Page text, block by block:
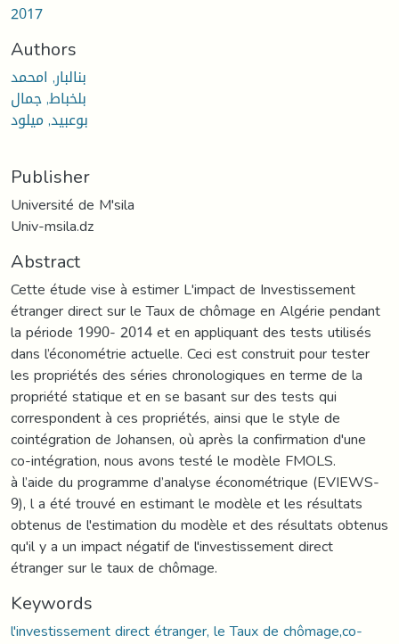
2017
Authors
بنالبار, امحمد
بلخباط, جمال
بوعبيد, ميلود
Publisher
Université de M'sila
Univ-msila.dz
Abstract
Cette étude vise à estimer L'impact de Investissement
étranger direct sur le Taux de chômage en Algérie pendant
la période 1990- 2014 et en appliquant des tests utilisés
dans l’économétrie actuelle. Ceci est construit pour tester
les propriétés des séries chronologiques en terme de la
propriété statique et en se basant sur des tests qui
correspondent à ces propriétés, ainsi que le style de
cointégration de Johansen, où après la confirmation d'une
co-intégration, nous avons testé le modèle FMOLS.
à l’aide du programme d’analyse économétrique (EVIEWS-
9), l a été trouvé en estimant le modèle et les résultats
obtenus de l'estimation du modèle et des résultats obtenus
qu'il y a un impact négatif de l'investissement direct
étranger sur le taux de chômage.
Keywords
l'investissement direct étranger, le Taux de chômage,co-